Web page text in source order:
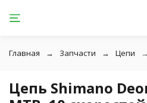
Главная Запчасти Цепи
Цепь Shimano